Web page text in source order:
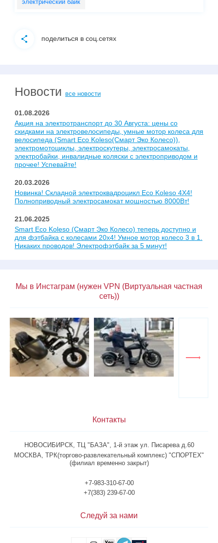
электрический байк
поделиться в соц.сетях
Новости все новости
01.08.2026
Акция на электротранспорт до 30 Августа: цены со
скидками на электровелосипеды, умные мотор колеса для
велосипеда (Smart Eco Koleso(Смарт Эко Колесо)),
электромотоциклы, электроскутеры, электросамокаты,
электробайки, инвалидные коляски с электроприводом и
прочее! Успевайте!
20.03.2026
Новинка! Складной электроквадроцикл Eco Koleso 4X4!
Полноприводный электросамокат мощностью 8000Вт!
21.06.2025
Smart Eco Koleso (Смарт Эко Колесо) теперь доступно и
для фэтбайка с колесами 20x4! Умное мотор колесо 3 в 1.
Никаких проводов! Электрофэтбайк за 5 минут!
Мы в Инстаграм (нужен VPN (Виртуальная частная
сеть))
Контакты
НОВОСИБИРСК, ТЦ "БАЗА", 1-й этаж ул. Писарева д.60
МОСКВА, ТРК(торгово-развлекательный комплекс) "CПОРТEX"
(филиал временно закрыт)
+7-983-310-67-00
+7(383) 239-67-00
Следуй за нами